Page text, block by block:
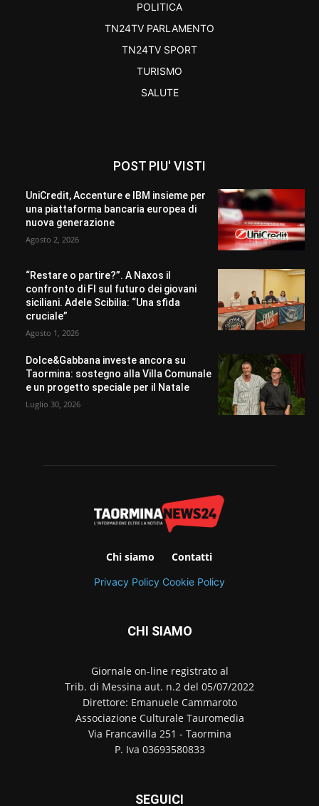
POLITICA
TN24TV PARLAMENTO
TN24TV SPORT
TURISMO
SALUTE
POST PIU' VISTI
UniCredit, Accenture e IBM insieme per
una piattaforma bancaria europea di
nuova generazione
Agosto 2, 2026
“Restare o partire?”. A Naxos il
confronto di FI sul futuro dei giovani
siciliani. Adele Scibilia: “Una sfida
cruciale”
Agosto 1, 2026
Dolce&Gabbana investe ancora su
Taormina: sostegno alla Villa Comunale
e un progetto speciale per il Natale
Luglio 30, 2026
Chi siamo Contatti
Privacy Policy Cookie Policy
CHI SIAMO
Giornale on-line registrato al
Trib. di Messina aut. n.2 del 05/07/2022
Direttore: Emanuele Cammaroto
Associazione Culturale Tauromedia
Via Francavilla 251 - Taormina
P. Iva 03693580833
SEGUICI